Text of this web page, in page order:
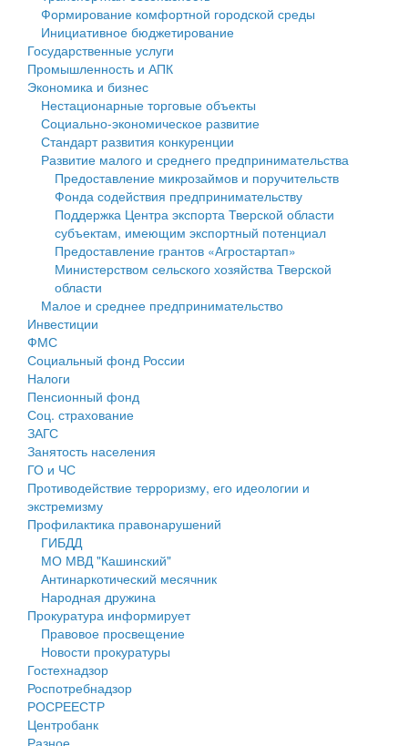
Государственные услуги
Промышленность и АПК
Экономика и бизнес
Символика
Устав
Гостям округа
Туризм
Культура
Образование
Здравоохранение
Социальная защита
Фотоальбом
муниципального округа Тверской области
Администрация Кашинского муниципального округа
Тверской области
Управление сельскими территориями
Открытые данные
Работа с обращениями граждан
Муниципальный контроль
Муниципальные услуги
Проекты административных регламентов
Антимонопольный комплаенс
Противодействие коррупции
Финансовое управление
Бюджет для граждан
Имущество
Выявление правообладателей ранее учтенных
объектов недвижимости
Имущественная поддержка субъектов малого и
среднего предпринимательства
Информационная поддержка субъектов малого и
среднего предпринимательства
Муниципальные программы
Контрольно-счетная палата
Персональные данные
Оценка регулирующего воздействия
Деятельность МУ
Нормативы градостроительного проектирования
Правила землепользования и застройки
Генеральные планы
Проекты планировки территории
Собрание депутатов
Городское поселение
Формирование комфортной городской среды
Инициативное бюджетирование
Государственные услуги
Промышленность и АПК
Экономика и бизнес
Нестационарные торговые объекты
Социально-экономическое развитие
Стандарт развития конкуренции
Развитие малого и среднего предпринимательства
Предоставление микрозаймов и поручительств
Фонда содействия предпринимательству
Поддержка Центра экспорта Тверской области
субъектам, имеющим экспортный потенциал
Предоставление грантов «Агростартап»
Министерством сельского хозяйства Тверской
области
Малое и среднее предпринимательство
Инвестиции
ФМС
Социальный фонд России
Налоги
Пенсионный фонд
Соц. страхование
ЗАГС
Занятость населения
ГО и ЧС
Противодействие терроризму, его идеологии и
экстремизму
Профилактика правонарушений
ГИБДД
МО МВД "Кашинский"
Антинаркотический месячник
Народная дружина
Прокуратура информирует
Правовое просвещение
Новости прокуратуры
Гостехнадзор
Роспотребнадзор
РОСРЕЕСТР
Центробанк
Разное